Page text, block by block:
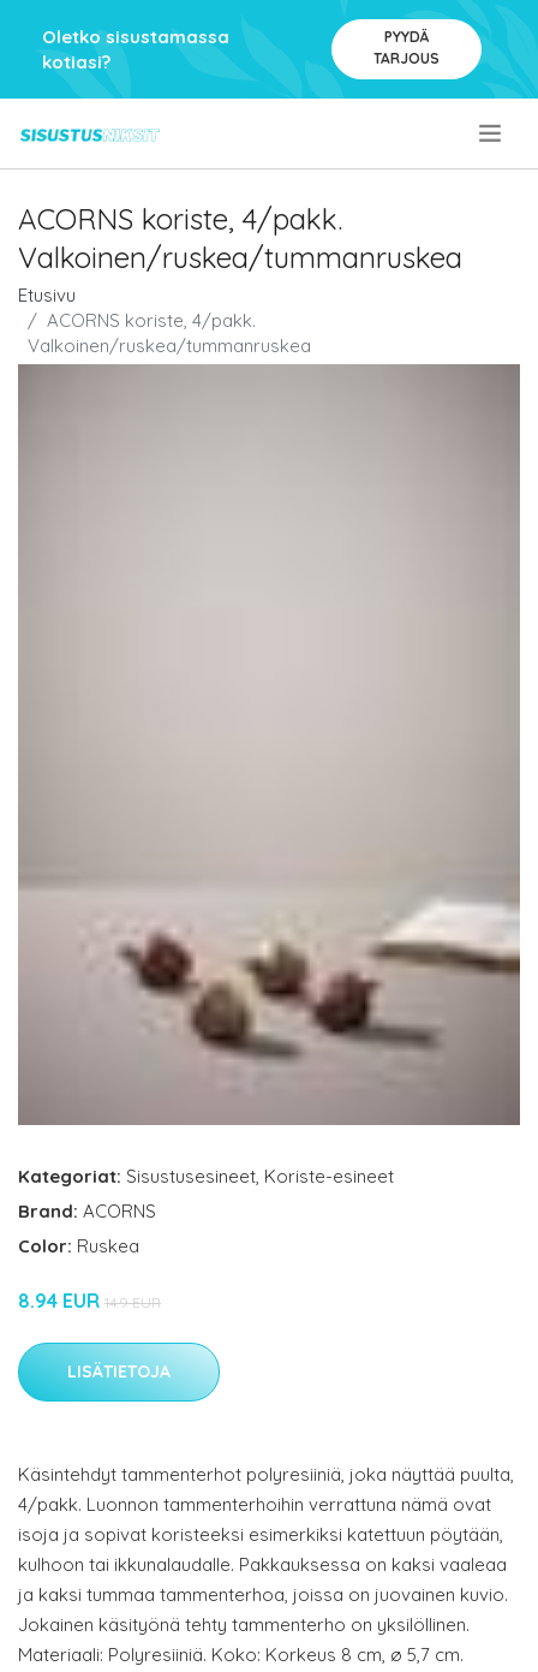
Oletko sisustamassa
kotiasi?
PYYDÄ
TARJOUS
ACORNS koriste, 4/pakk.
Valkoinen/ruskea/tummanruskea
Etusivu
ACORNS koriste, 4/pakk.
Valkoinen/ruskea/tummanruskea
Kategoriat: Sisustusesineet, Koriste-esineet
Brand: ACORNS
Color: Ruskea
8.94 EUR 14.9 EUR
LISÄTIETOJA
Käsintehdyt tammenterhot polyresiiniä, joka näyttää puulta,
4/pakk. Luonnon tammenterhoihin verrattuna nämä ovat
isoja ja sopivat koristeeksi esimerkiksi katettuun pöytään,
kulhoon tai ikkunalaudalle. Pakkauksessa on kaksi vaaleaa
ja kaksi tummaa tammenterhoa, joissa on juovainen kuvio.
Jokainen käsityönä tehty tammenterho on yksilöllinen.
Materiaali: Polyresiiniä. Koko: Korkeus 8 cm, ø 5,7 cm.